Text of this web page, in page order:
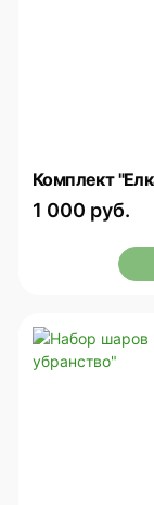
Комплект
1 000 руб.